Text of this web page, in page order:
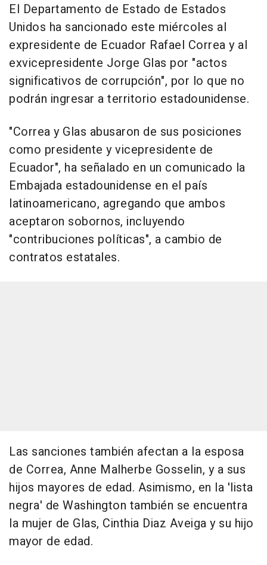
El Departamento de Estado de Estados
Unidos ha sancionado este miércoles al
expresidente de Ecuador Rafael Correa y al
exvicepresidente Jorge Glas por "actos
significativos de corrupción", por lo que no
podrán ingresar a territorio estadounidense.
"Correa y Glas abusaron de sus posiciones
como presidente y vicepresidente de
Ecuador", ha señalado en un comunicado la
Embajada estadounidense en el país
latinoamericano, agregando que ambos
aceptaron sobornos, incluyendo
"contribuciones políticas", a cambio de
contratos estatales.
Las sanciones también afectan a la esposa
de Correa, Anne Malherbe Gosselin, y a sus
hijos mayores de edad. Asimismo, en la 'lista
negra' de Washington también se encuentra
la mujer de Glas, Cinthia Diaz Aveiga y su hijo
mayor de edad.